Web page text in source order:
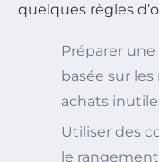
quelques règles
Préparer
basée sur
achats
Utiliser des
le